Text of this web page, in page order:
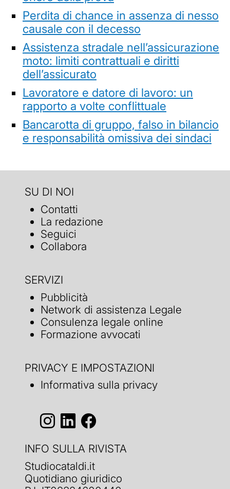
Perdita di chance in assenza di nesso
causale con il decesso
Assistenza stradale nell’assicurazione
moto: limiti contrattuali e diritti
dell’assicurato
Lavoratore e datore di lavoro: un
rapporto a volte conflittuale
Bancarotta di gruppo, falso in bilancio
e responsabilità omissiva dei sindaci
SU DI NOI
Contatti
La redazione
Seguici
Collabora
SERVIZI
Pubblicità
Network di assistenza Legale
Consulenza legale online
Formazione avvocati
PRIVACY E IMPOSTAZIONI
Informativa sulla privacy
INFO SULLA RIVISTA
Studiocataldi.it
Quotidiano giuridico